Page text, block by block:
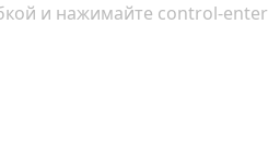
и нажимайте control-enter